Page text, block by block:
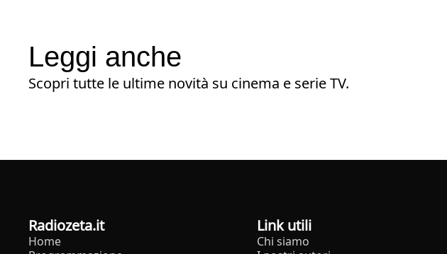
Leggi anche
Scopri tutte le ultime novità su cinema e serie TV.
radiozeta.it
Home
Link utili
Chi siamo